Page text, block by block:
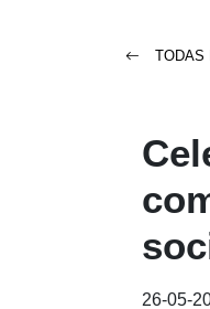
TODAS
26-05-